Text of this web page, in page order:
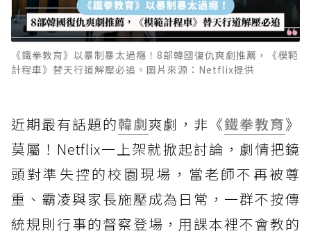
《鐵拳教育》以暴制暴太過癮！8部韓國復仇爽劇推薦，《模範
計程車》替天行道解壓必追。圖片來源：Netflix提供
近期最有話題的韓劇爽劇，非《鐵拳教育》
莫屬！Netflix一上架就掀起討論，劇情把鏡
頭對準失控的校園現場，當老師不再被尊
重、霸凌與家長施壓成為日常，一群不按傳
統規則行事的督察登場，用課本裡不會教的